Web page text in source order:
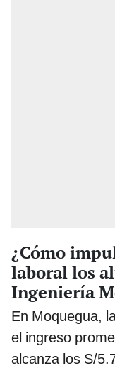
¿Cómo
laboral los
Ingeniería
En Moquegua,
el ingreso
alcanza los S/